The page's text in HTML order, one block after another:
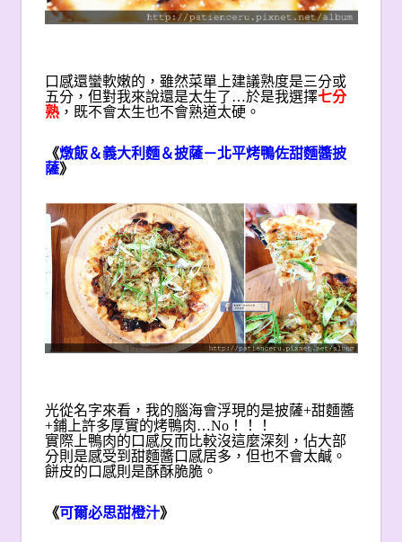
口感還蠻軟嫩的，雖然菜單上建議熟度是三分或
五分，但對我來說還是太生了…於是我選擇七分
熟，既不會太生也不會熟道太硬。
《燉飯＆義大利麵＆披薩－北平烤鴨佐甜麵醬披
薩》
光從名字來看，我的腦海會浮現的是披薩+甜麵醬
+鋪上許多厚實的烤鴨肉…No！！！
實際上鴨肉的口感反而比較沒這麼深刻，佔大部
分則是感受到甜麵醬口感居多，但也不會太鹹。
餅皮的口感則是酥酥脆脆。
《可爾必思甜橙汁》